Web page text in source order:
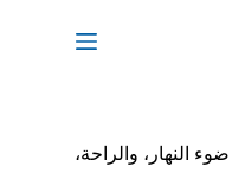
النهار، والراحة،